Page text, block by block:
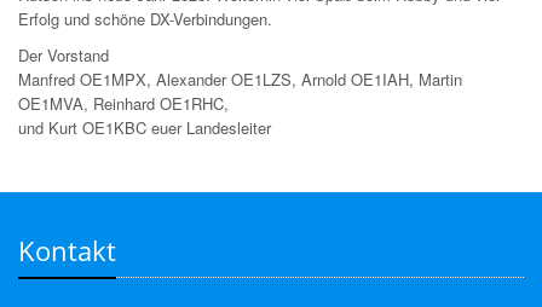
Erfolg und schöne DX-Verbindungen.
Der Vorstand
Manfred OE1MPX, Alexander OE1LZS, Arnold OE1IAH, Martin
OE1MVA, Reinhard OE1RHC,
und Kurt OE1KBC euer Landesleiter
Kontakt